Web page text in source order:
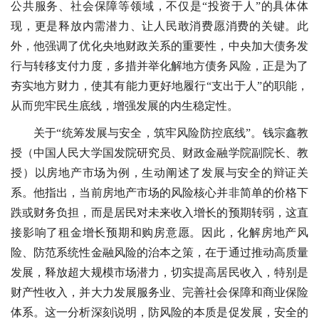
公共服务、社会保障等领域，不仅是“投资于人”的具体体
现，更是释放内需潜力、让人民敢消费愿消费的关键。此
外，他强调了优化央地财政关系的重要性，中央加大债务发
行与转移支付力度，多措并举化解地方债务风险，正是为了
夯实地方财力，使其有能力更好地履行“支出于人”的职能，
从而兜牢民生底线，增强发展的内生稳定性。
关于“统筹发展与安全，筑牢风险防控底线”。钱宗鑫教
授（中国人民大学国发院研究员、财政金融学院副院长、教
授）以房地产市场为例，生动阐述了发展与安全的辩证关
系。他指出，当前房地产市场的风险核心并非简单的价格下
跌或财务负担，而是居民对未来收入增长的预期转弱，这直
接影响了租金增长预期和购房意愿。因此，化解房地产风
险、防范系统性金融风险的治本之策，在于通过推动高质量
发展，释放超大规模市场潜力，切实提高居民收入，特别是
财产性收入，并大力发展服务业、完善社会保障和商业保险
体系。这一分析深刻说明，防风险的本质是促发展，安全的